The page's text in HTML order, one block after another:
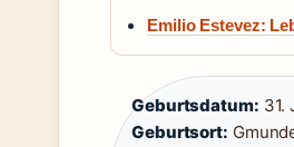
Emilio Estevez:
Geburtsdatum: 31.
Geburtsort: